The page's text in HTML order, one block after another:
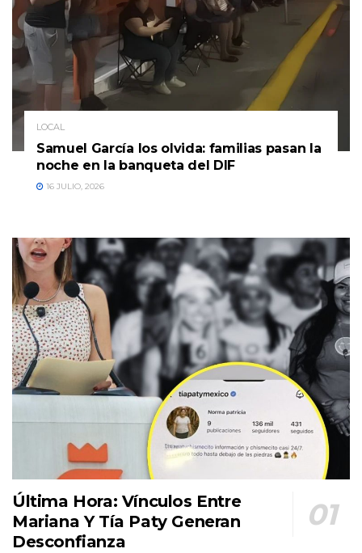
LOCAL
Samuel García los olvida: familias pasan la
noche en la banqueta del DIF
16 JULIO, 2026
Última Hora: Vínculos Entre
Mariana Y Tía Paty Generan
Desconfianza